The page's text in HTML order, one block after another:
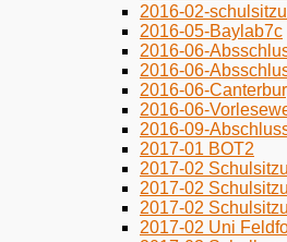
2016-02-
2016-05-Baylab7c
2016-06-
2016-06-
2016-06-
2016-06-
2016-09-
2017-01 BOT2
2017-02
2017-02
2017-02
2017-02 Uni